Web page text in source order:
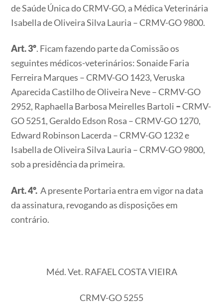
de Saúde Única do CRMV-GO, a Médica Veterinária
Isabella de Oliveira Silva Lauria – CRMV-GO 9800.
Art. 3º. Ficam fazendo parte da Comissão os
seguintes médicos-veterinários: Sonaide Faria
Ferreira Marques – CRMV-GO 1423, Veruska
Aparecida Castilho de Oliveira Neve – CRMV-GO
2952, Raphaella Barbosa Meirelles Bartoli –CRMV-
GO 5251, Geraldo Edson Rosa – CRMV-GO 1270,
Edward Robinson Lacerda – CRMV-GO 1232 e
Isabella de Oliveira Silva Lauria – CRMV-GO 9800,
sob a presidência da primeira.
Art. 4º. A presente Portaria entra em vigor na data
da assinatura, revogando as disposições em
contrário.
Méd. Vet. RAFAEL COSTA VIEIRA
CRMV-GO 5255